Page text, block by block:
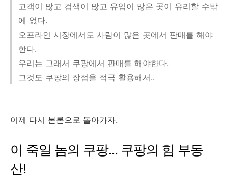
고객이 많고 검색이 많고 유입이 많은 곳이 유리할 수밖
에 없다.
오프라인 시장에서도 사람이 많은 곳에서 판매를 해야
한다.
우리는 그래서 쿠팡에서 판매를 해야한다.
그것도 쿠팡의 장점을 적극 활용해서..
이제 다시 본론으로 돌아가자.
이 죽일 놈의 쿠팡... 쿠팡의 힘 부동
산!